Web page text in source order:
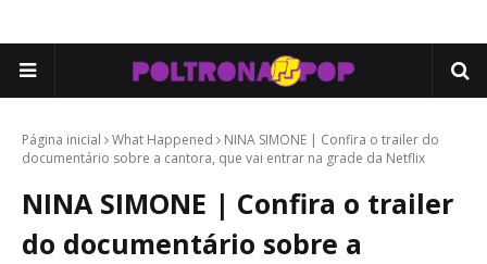
Página inicial What Happened
NINA SIMONE | Confira o trailer do
documentário sobre a cantora, que vai entrar na grade da Netflix
NINA SIMONE | Confira o trailer
do documentário sobre a